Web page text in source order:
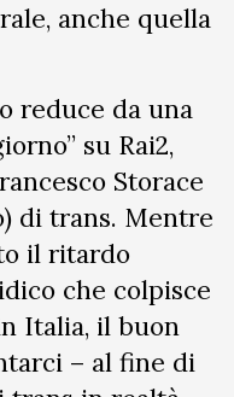
anche quella
reduce da una
su Rai2,
Storace
di trans. Mentre
il ritardo
che colpisce
Italia, il buon
– al fine di